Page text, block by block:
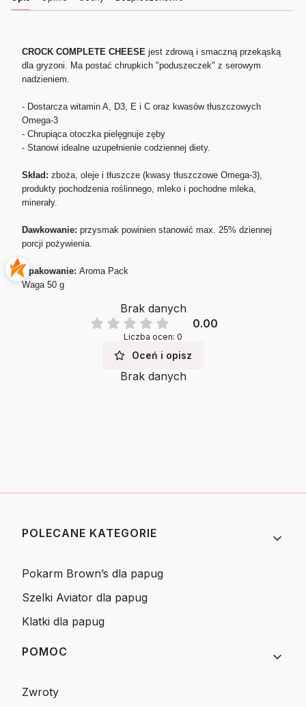
CROCK COMPLETE CHEESE jest zdrową i smaczną przekąską
dla gryzoni. Ma postać chrupkich "poduszeczek" z serowym
nadzieniem.
- Dostarcza witamin A, D3, E i C oraz kwasów tłuszczowych
Omega-3
- Chrupiąca otoczka pielęgnuje zęby
- Stanowi idealne uzupełnienie codziennej diety.
Skład: zboża, oleje i tłuszcze (kwasy tłuszczowe Omega-3),
produkty pochodzenia roślinnego, mleko i pochodne mleka,
minerały.
Dawkowanie: przysmak powinien stanowić max. 25% dziennej
porcji pożywienia.
Opakowanie: Aroma Pack
Waga 50 g
Brak danych
0.00
Liczba ocen: 0
Oceń i opisz
Brak danych
Linki w stopce
POLECANE KATEGORIE
Pokarm Brown’s dla papug
Szelki Aviator dla papug
Klatki dla papug
POMOC
Zwroty